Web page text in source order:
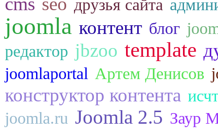
друзья сайта
joomla контент блог
редактор jbzoo template
joomlaportal Артем Денисов
конструктор контента
joomla.ru Joomla 2.5 Заур